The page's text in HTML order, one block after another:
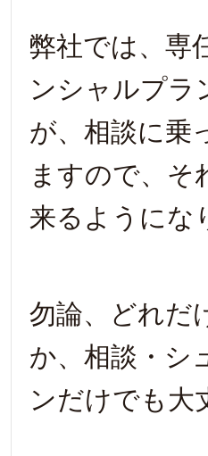
弊社では、専
ンシャルプラ
が、相談に乗
ますので、そ
来るようにな
勿論、どれだ
か、相談・シ
ンだけでも大